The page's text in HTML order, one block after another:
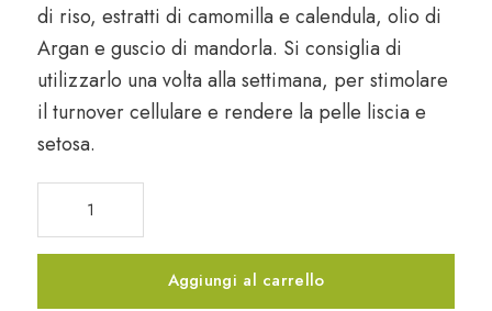
di riso, estratti di camomillae calendula, olio di
Argane guscio di mandorla. Si consiglia di
utilizzarlo una volta alla settimana, per stimolare
il turnover cellulare e rendere la pelle liscia e
setosa.
Aggiungi al carrello